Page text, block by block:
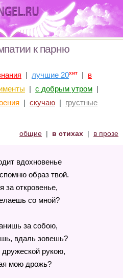
к парню
| лучшие 20хит| в
| с добрым утром|
| скучаю| грустные
общие | в стихах | в прозе
вдохновенье
образ твой.
за откровенье,
со мной?
за собою,
вдаль зовешь?
рукою,
мою дрожь?